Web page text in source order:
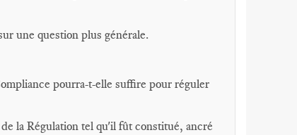
une question plus générale.
pourra-t-elle suffire pour réguler
la Régulation tel qu'il fût constitué, ancré